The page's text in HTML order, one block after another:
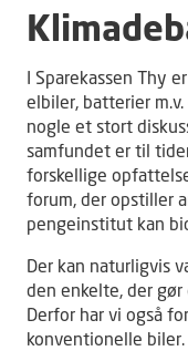
I Sparekassen Thy
elbiler, batterier
nogle et stort
samfundet er til
forskellige
forum, der opstiller
pengeinstitut kan
Der kan naturligvis
den enkelte, der
Derfor har vi også
konventionelle biler.